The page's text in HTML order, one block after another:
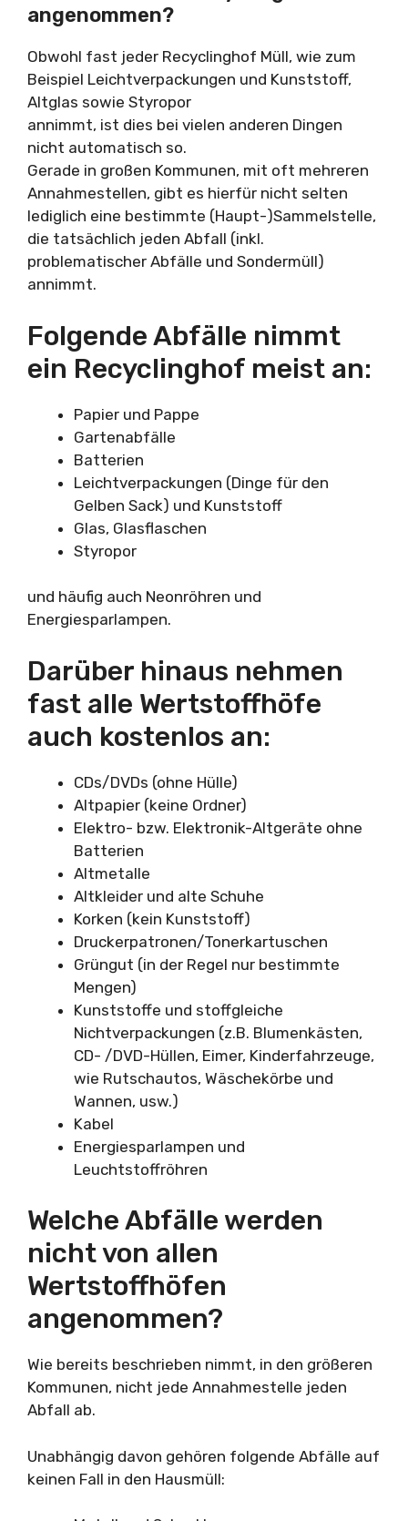
angenommen?
Obwohl fast jeder Recyclinghof Müll, wie zum
Beispiel Leichtverpackungen und Kunststoff,
Altglas sowie Styropor
annimmt, ist dies bei vielen anderen Dingen
nicht automatisch so.
Gerade in großen Kommunen, mit oft mehreren
Annahmestellen, gibt es hierfür nicht selten
lediglich eine bestimmte (Haupt-)Sammelstelle,
die tatsächlich jeden Abfall (inkl.
problematischer Abfälle und Sondermüll)
annimmt.
Folgende Abfälle nimmt
ein Recyclinghof meist an:
Papier und Pappe
Gartenabfälle
Batterien
Leichtverpackungen (Dinge für den
Gelben Sack) und Kunststoff
Glas, Glasflaschen
Styropor
und häufig auch Neonröhren und
Energiesparlampen.
Darüber hinaus nehmen
fast alle Wertstoffhöfe
auch kostenlos an:
CDs/DVDs (ohne Hülle)
Altpapier (keine Ordner)
Elektro- bzw. Elektronik-Altgeräte ohne
Batterien
Altmetalle
Altkleider und alte Schuhe
Korken (kein Kunststoff)
Druckerpatronen/Tonerkartuschen
Grüngut (in der Regel nur bestimmte
Mengen)
Kunststoffe und stoffgleiche
Nichtverpackungen (z.B. Blumenkästen,
CD- /DVD-Hüllen, Eimer, Kinderfahrzeuge,
wie Rutschautos, Wäschekörbe und
Wannen, usw.)
Kabel
Energiesparlampen und
Leuchtstoffröhren
Welche Abfälle werden
nicht von allen
Wertstoffhöfen
angenommen?
Wie bereits beschrieben nimmt, in den größeren
Kommunen, nicht jede Annahmestelle jeden
Abfall ab.
Unabhängig davon gehören folgende Abfälle auf
keinen Fall in den Hausmüll: